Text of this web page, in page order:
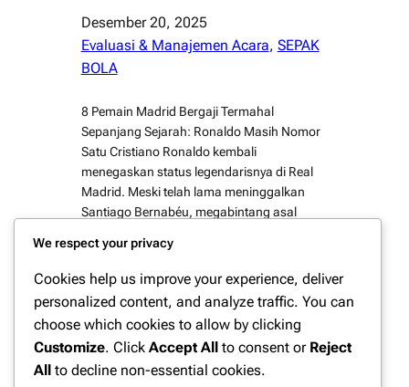
Desember 20, 2025
Evaluasi & Manajemen Acara, SEPAK
BOLA
8 Pemain Madrid Bergaji Termahal
Sepanjang Sejarah: Ronaldo Masih Nomor
Satu Cristiano Ronaldo kembali
menegaskan status legendarisnya di Real
Madrid. Meski telah lama meninggalkan
Santiago Bernabéu, megabintang asal
dengan gaji tertinggi sepanjang sejarah
Real Madrid, mengungguli nama-nama
besar lain seperti Gareth Bale, Karim
Benzema, hingga Eden Hazard Dominasi
Bintang…
We respect your privacy
Cookies help us improve your experience, deliver
personalized content, and analyze traffic. You can
choose which cookies to allow by clicking
Customize. Click Accept All to consent or Reject
All to decline non-essential cookies.